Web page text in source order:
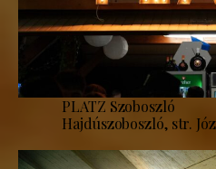
PLATZ Szoboszló
Hajdúszoboszló, str.